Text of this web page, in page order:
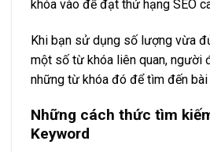
khóa vào để đạt thứ hạng SEO
Khi bạn sử dụng số lượng vừa
một số từ khóa liên quan, người
những từ khóa đó để tìm đến bài
Những cách thức tìm
Keyword